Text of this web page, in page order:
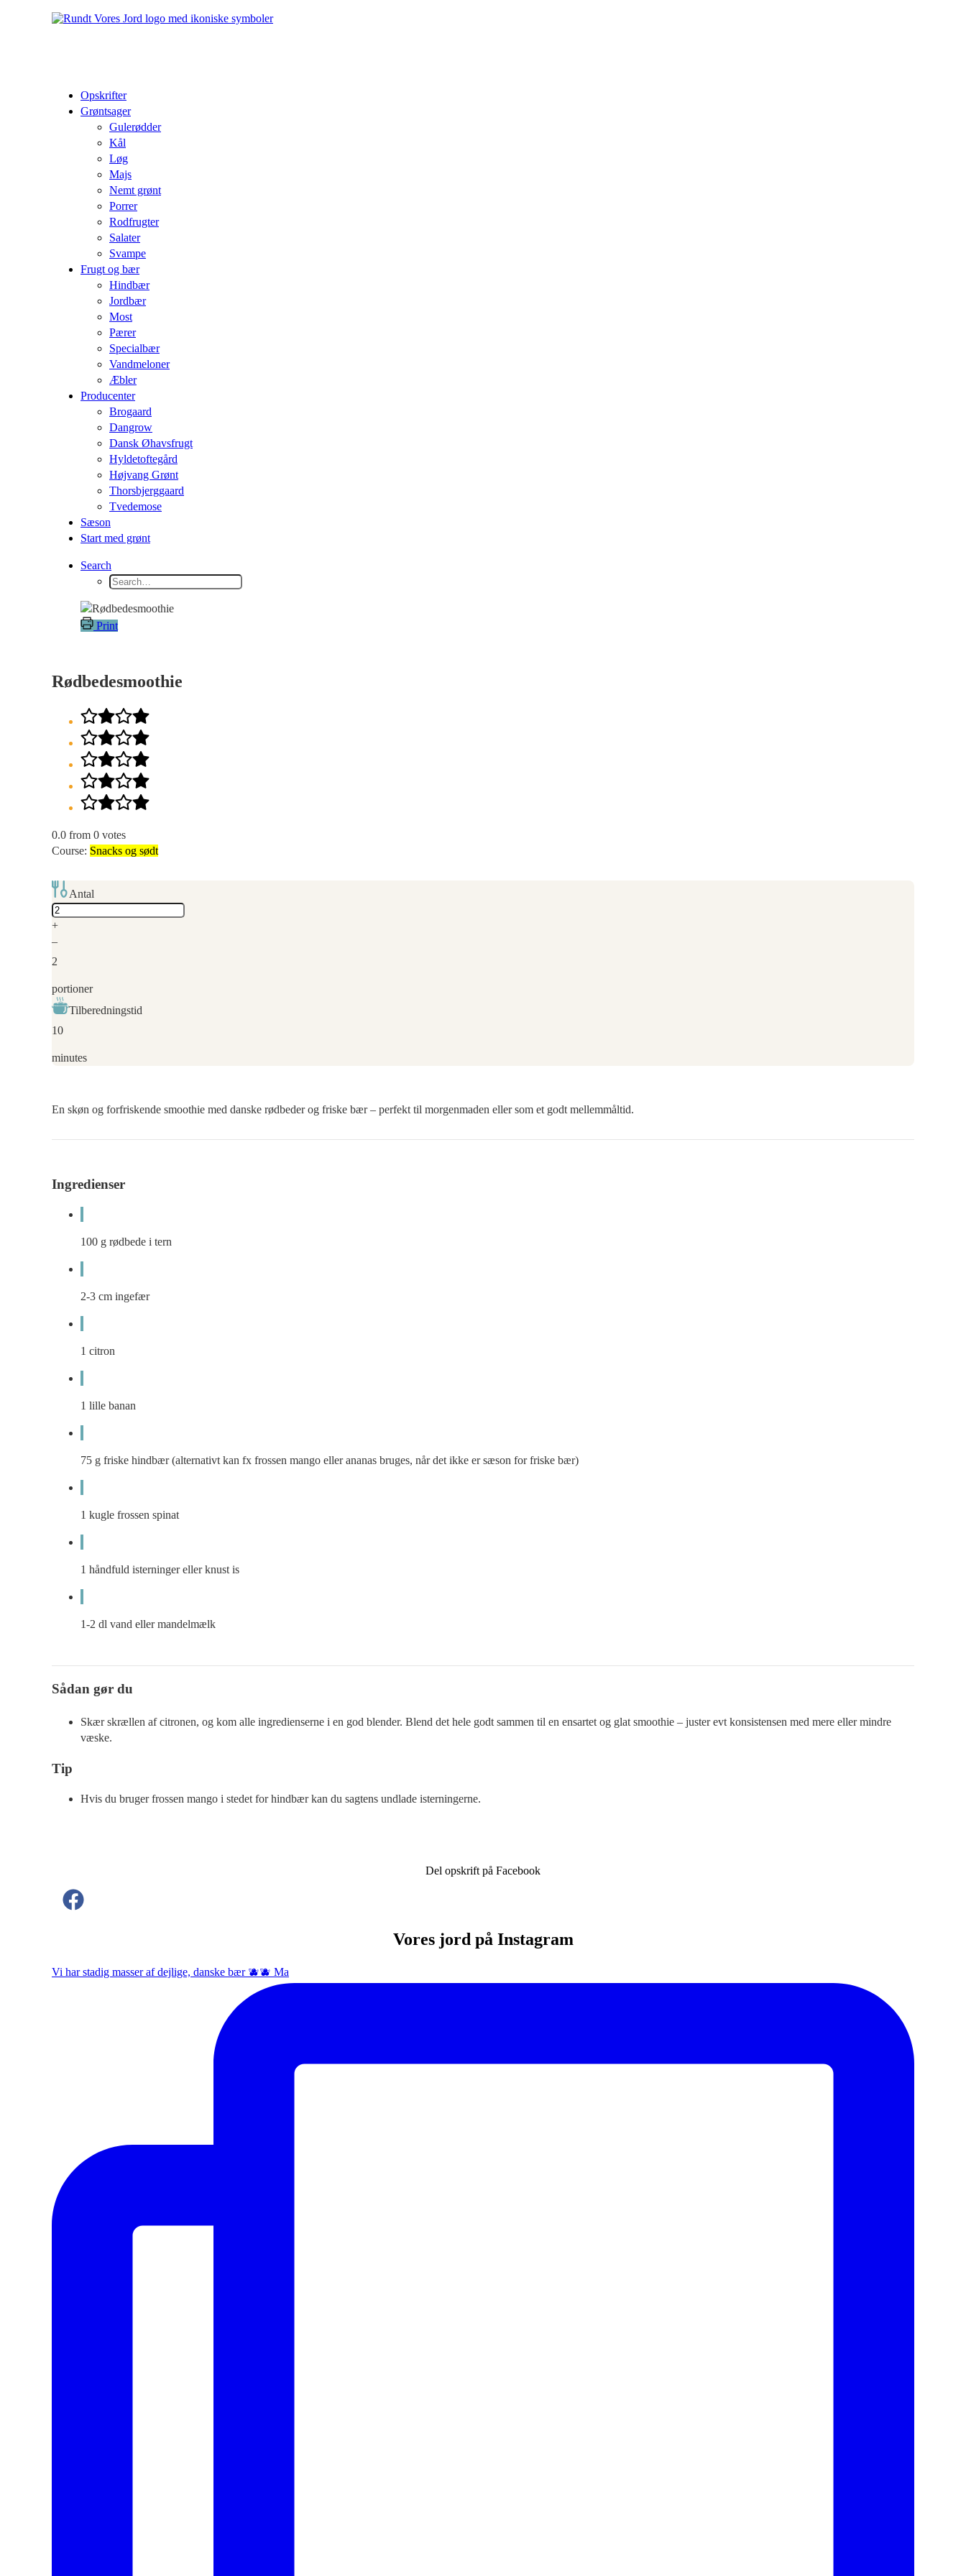
Opskrifter
Grøntsager
Gulerødder
Kål
Løg
Majs
Nemt grønt
Porrer
Rodfrugter
Salater
Svampe
Frugt og bær
Hindbær
Jordbær
Most
Pærer
Specialbær
Vandmeloner
Æbler
Producenter
Brogaard
Dangrow
Dansk Øhavsfrugt
Hyldetoftegård
Højvang Grønt
Thorsbjerggaard
Tvedemose
Sæson
Start med grønt
Search
Print
Rødbedesmoothie
0.0 from 0 votes
Course: Snacks og sødt
Antal
Adjust
servings
+
–
2
portioner
Tilberedningstid
10
minutes
En skøn og forfriskende smoothie med danske rødbeder og friske bær – perfekt til morgenmaden eller som et godt mellemmåltid.
Ingredienser
100 g rødbede i tern
2-3 cm ingefær
1 citron
1 lille banan
75 g friske hindbær (alternativt kan fx frossen mango eller ananas bruges, når det ikke er sæson for friske bær)
1 kugle frossen spinat
1 håndfuld isterninger eller knust is
1-2 dl vand eller mandelmælk
Sådan gør du
Skær skrællen af citronen, og kom alle ingredienserne i en god blender. Blend det hele godt sammen til en ensartet og glat smoothie – juster evt konsistensen med mere eller mindre
væske.
Tip
Hvis du bruger frossen mango i stedet for hindbær kan du sagtens undlade isterningerne.
Del opskrift på Facebook
Vores jord på Instagram
Vi har stadig masser af dejlige, danske bær 🫐🫐 Ma